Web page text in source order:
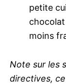
petite
moins
Note sur les
directives,